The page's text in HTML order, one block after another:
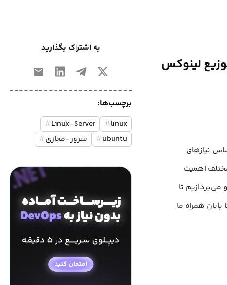
لینوکس
نیازهای
اهمیت
می‌پردازیم تا
همراه ما
به اشتراک بگذارید
برچسب‌ها:
linux
#
Linux-Server
#
ubuntu
# سرور-مجازی#